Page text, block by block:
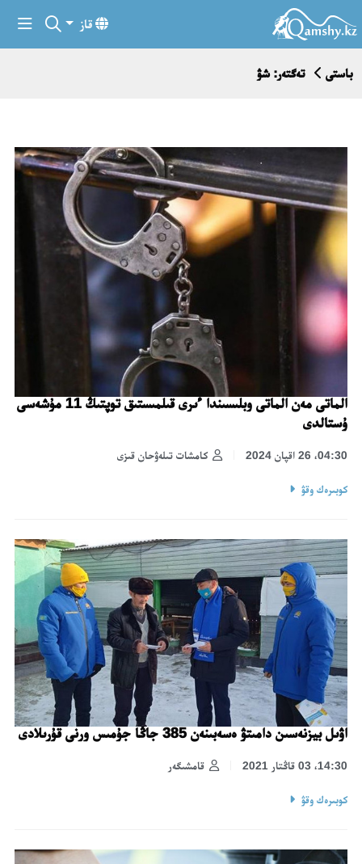
قاز
باستى تەگتەر: شۋ
الماتى مەن الماتى وبلىسىندا ءىرى قىلمىستىق توپتىڭ 11 مۇشەسى
ۇستالدى
كامشات تىلەۋحان قىزى 04:30، 26 اقپان 2024
كوبىرەك وقۋ
اۋىل بيزنەسىن دامىتۋ ەسەبىنەن 385 جاڭا جۇمىس ورنى قۇرىلادى
قامشىگەر 14:30، 03 قاڭتار 2021
كوبىرەك وقۋ